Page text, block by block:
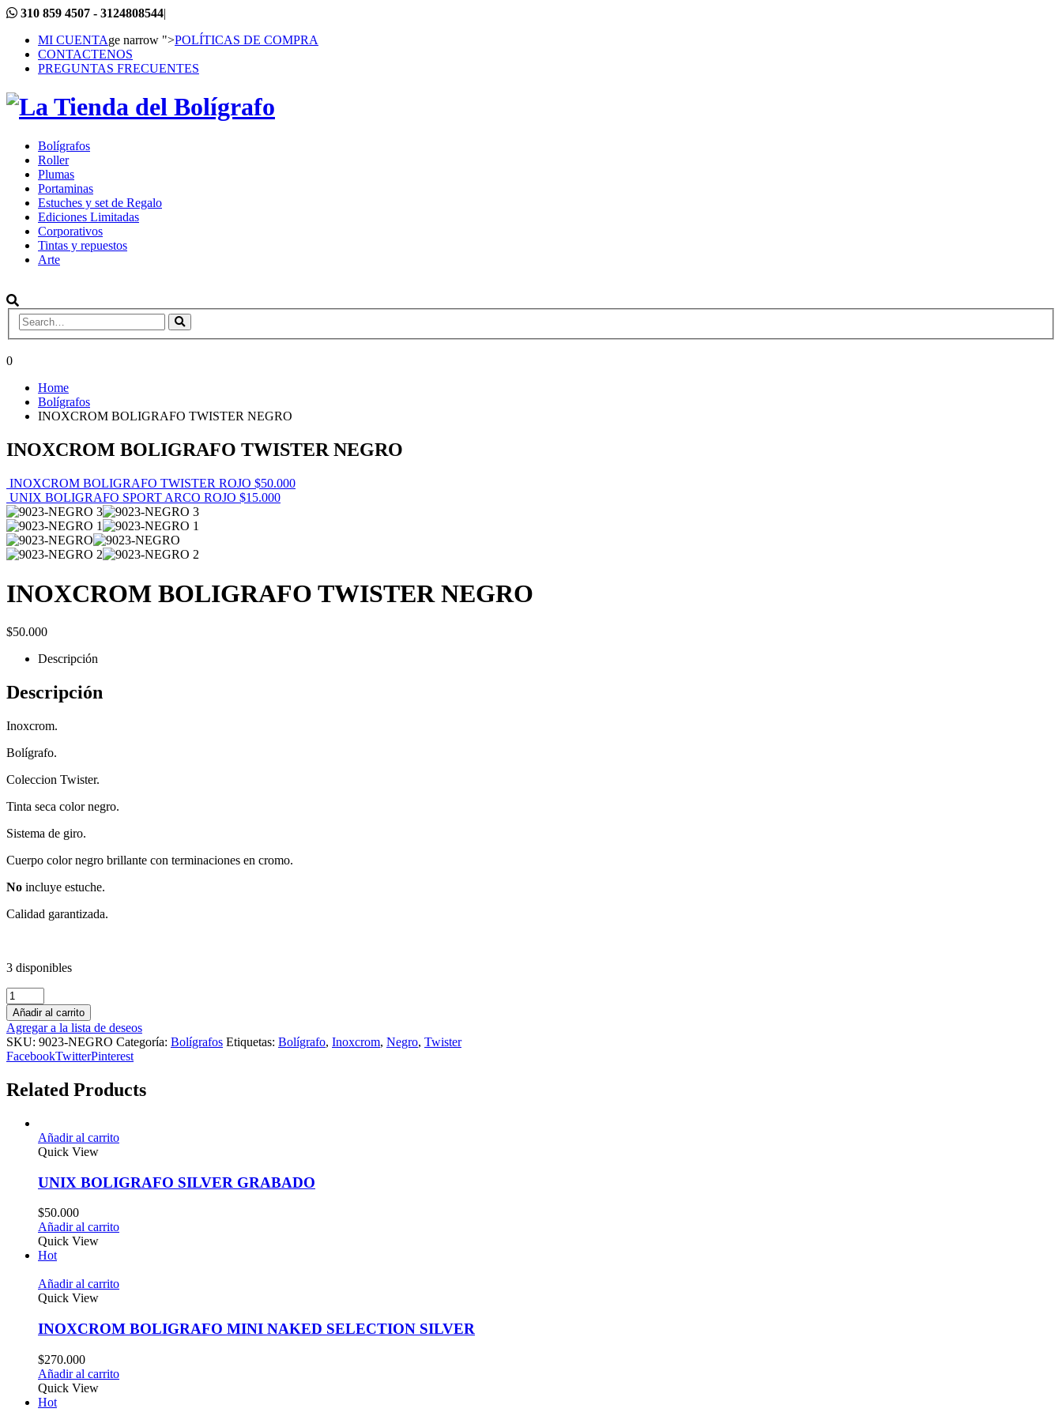
310 859 4507 - 3124808544|
MI CUENTAge narrow ">POLÍTICAS DE COMPRA
CONTACTENOS
PREGUNTAS FRECUENTES
Bolígrafos
Roller
Plumas
Portaminas
Estuches y set de Regalo
Ediciones Limitadas
Corporativos
Tintas y repuestos
Arte
0
Home
Bolígrafos
INOXCROM BOLIGRAFO TWISTER NEGRO
INOXCROM BOLIGRAFO TWISTER NEGRO
INOXCROM BOLIGRAFO TWISTER ROJO $50.000
UNIX BOLIGRAFO SPORT ARCO ROJO $15.000
INOXCROM BOLIGRAFO TWISTER NEGRO
$50.000
Descripción
Descripción
Inoxcrom.
Bolígrafo.
Coleccion Twister.
Tinta seca color negro.
Sistema de giro.
Cuerpo color negro brillante con terminaciones en cromo.
No incluye estuche.
Calidad garantizada.
3 disponibles
Añadir al carrito
Agregar a la lista de deseos
SKU: 9023-NEGRO Categoría: Bolígrafos Etiquetas: Bolígrafo, Inoxcrom, Negro, Twister
FacebookTwitterPinterest
Related Products
Añadir al carrito
Quick View
UNIX BOLIGRAFO SILVER GRABADO
$50.000
Añadir al carrito
Quick View
Hot
Añadir al carrito
Quick View
INOXCROM BOLIGRAFO MINI NAKED SELECTION SILVER
$270.000
Añadir al carrito
Quick View
Hot